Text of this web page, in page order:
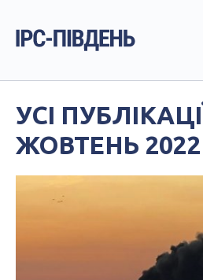
УСІ
ЖОВТЕНЬ 2022